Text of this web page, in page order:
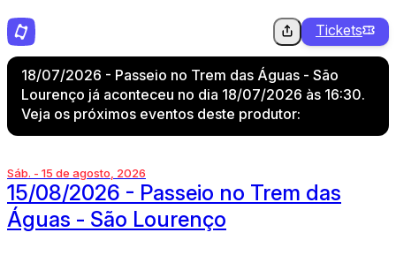
Tickets
18/07/2026 - Passeio no Trem das Águas - São
Lourenço já aconteceu no dia 18/07/2026 às 16:30.
Veja os próximos eventos deste produtor:
Sáb. - 15 de agosto, 2026
15/08/2026 - Passeio no Trem das
Águas - São Lourenço